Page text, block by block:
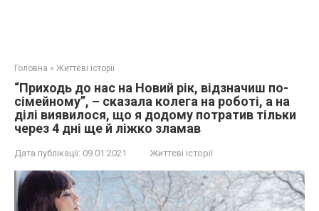
Головна » Життєві історії
“Приходь до нас на Новий рік, відзначиш по-
сімейному”, – сказала колега на роботі, а на
ділі виявилося, що я додому потратив тільки
через 4 дні ще й ліжко зламав
Дата публікації: 09.01.2021 Життєві історії